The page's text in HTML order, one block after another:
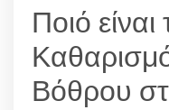
Ποιό
Βόθρου